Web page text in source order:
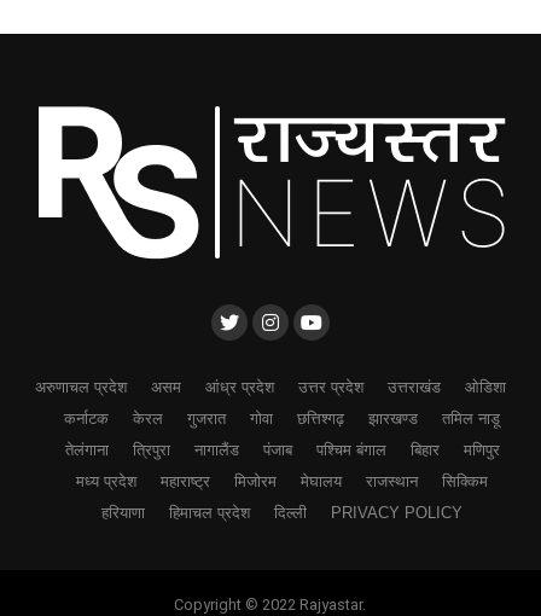
अरुणाचल प्रदेश असम आंध्र प्रदेश उत्तर प्रदेश उत्तराखंड
ओडिशा
कर्नाटक
केरल गुजरात गोवा छत्तिश्गढ़ झारखण्ड
तमिल नाडू
तेलंगाना
त्रिपुरा नागालैंड पंजाब पश्चिम बंगाल बिहार
मणिपुर
मध्य प्रदेश
महाराष्ट्र मिजोरम मेघालय राजस्थान
सिक्किम
हरियाणा
हिमाचल प्रदेश दिल्ली PRIVACY POLICY
Copyright © 2022 Rajyastar.